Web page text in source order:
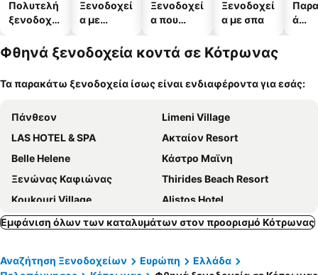
Πολυτελή
ξενοδοχεί
Ξενοδοχεί
α με
Ξενοδοχεί
α που
κατοικίδι
Ξενοδοχεί
α με σπα
ά
Φθηνά ξενοδοχεία κοντά σε Κότρωνας
Τα παρακάτω ξενοδοχεία ίσως είναι ενδιαφέροντα για εσάς:
Πάνθεον
Limeni Village
LAS HOTEL & SPA
Ακταίον Resort
Belle Helene
Κάστρο Μαϊνη
Ξενώνας Καφιώνας
Thirides Beach Resort
Koukouri Village
Alistos Hotel
Trapela Areopolis Boutique Hotel
Porto Vitilo Boutique Hotel
MARGO BEACH HOTEL
Aktaion City Hotel
Εμφάνιση όλων των καταλυμάτων στον προορισμό Κότρωνας
Αναζήτηση Ξενοδοχείων Ευρώπη
Ελλάδα